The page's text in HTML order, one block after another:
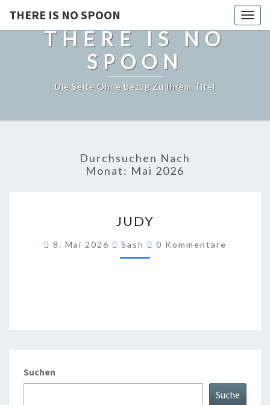
THERE IS NO SPOON
THERE IS NO
SPOON
Die Seite Ohne Bezug Zu Ihrem Titel
Durchsuchen Nach
Monat: Mai 2026
JUDY
8. Mai 2026 Sash Kommentare
0 Kommentare
Suchen
Suche